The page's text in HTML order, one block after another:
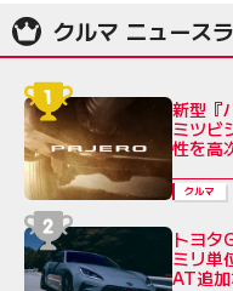
クルマ ニュース
新型『
ミツビ
性を高
クルマ
トヨタ
ミリ単
AT追